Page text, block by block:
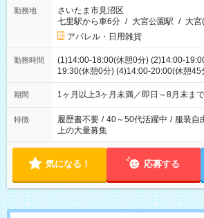
勤務地
さいたま市見沼区
七里駅から車6分 / 大宮公園駅 / 大宮
アパレル・日用雑貨
勤務時間
(1)14:00-18:00(休憩0分) (2)14:00-
19:30(休憩0分) (4)14:00-20:00(休憩45
ます
期間 1ヶ月以上3ヶ月未満／即日～8月末ま
特徴 履歴書不要 / 40～50代活躍中 / 服装自
上の大量募集
気になる！ 応募する